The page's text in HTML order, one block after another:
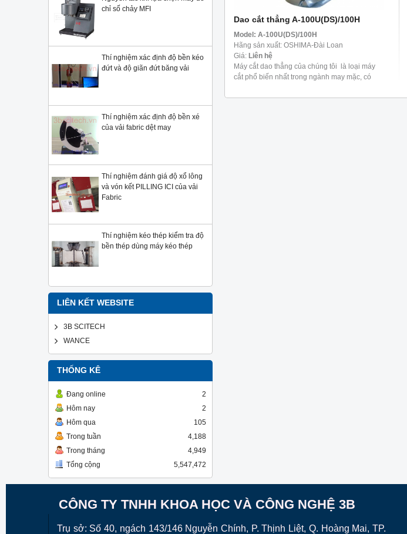
chỉ số chảy MFI
Thí nghiệm xác định độ bền kéo
đứt và độ giãn đứt băng vải
Thí nghiệm xác định độ bền xé
của vải fabric dệt may
Thí nghiệm đánh giá độ xổ lông
và vón kết PILLING ICI của vải
Fabric
Thí nghiệm kéo thép kiểm tra độ
bền thép dùng máy kéo thép
LIÊN KẾT WEBSITE
3B SCITECH
WANCE
THỐNG KÊ
Đang online
2
Hôm nay
2
Hôm qua
105
Trong tuần
4,188
Trong tháng
4,949
Tổng cộng
5,547,472
Dao cắt thẳng A-100U(DS)/100H
Model: A-100U(DS)/100H
Hãng sản xuất: OSHIMA-Đài Loan
Giá: Liên hệ
Máy cắt dao thẳng của chúng tôi là loại máy
cắt phổ biến nhất trong ngành may mặc, có
dày ...
CÔNG TY TNHH KHOA HỌC VÀ CÔNG NGHỆ 3B
Trụ sở: Số 40, ngách 143/146 Nguyễn Chính, P. Thịnh Liệt, Q. Hoàng Mai, TP.